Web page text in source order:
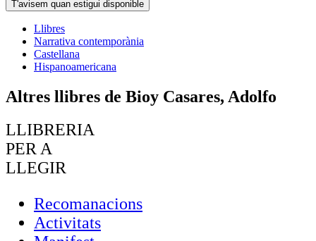
T'avisem quan estigui disponible
Llibres
Narrativa contemporània
Castellana
Hispanoamericana
Altres llibres de Bioy Casares, Adolfo
LLIBRERIA
PER A
LLEGIR
Recomanacions
Activitats